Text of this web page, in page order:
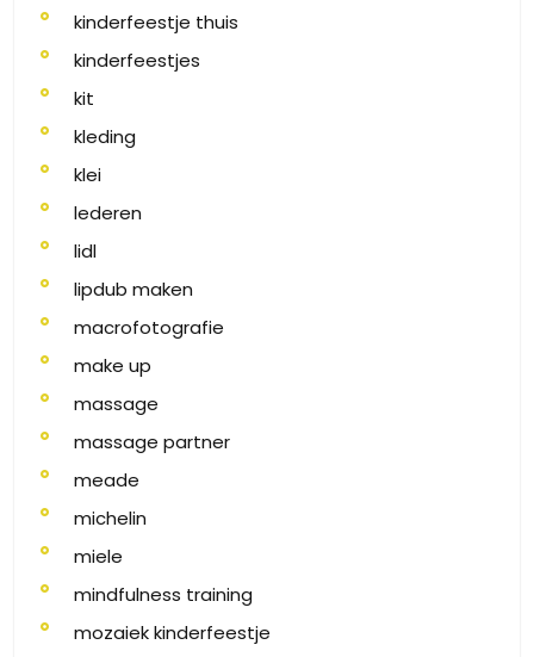
kinderfeestje thuis
kinderfeestjes
kit
kleding
klei
lederen
lidl
lipdub maken
macrofotografie
make up
massage
massage partner
meade
michelin
miele
mindfulness training
mozaiek kinderfeestje